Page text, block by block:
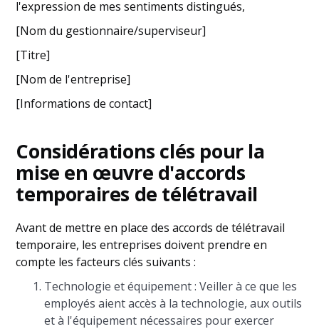
l'expression de mes sentiments distingués,
[Nom du gestionnaire/superviseur]
[Titre]
[Nom de l'entreprise]
[Informations de contact]
Considérations clés pour la
mise en œuvre d'accords
temporaires de télétravail
Avant de mettre en place des accords de télétravail
temporaire, les entreprises doivent prendre en
compte les facteurs clés suivants :
Technologie et équipement : Veiller à ce que les
employés aient accès à la technologie, aux outils
et à l'équipement nécessaires pour exercer